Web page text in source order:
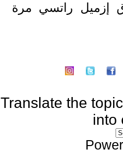
إزميل راتسي مرة
Translate the topic
into